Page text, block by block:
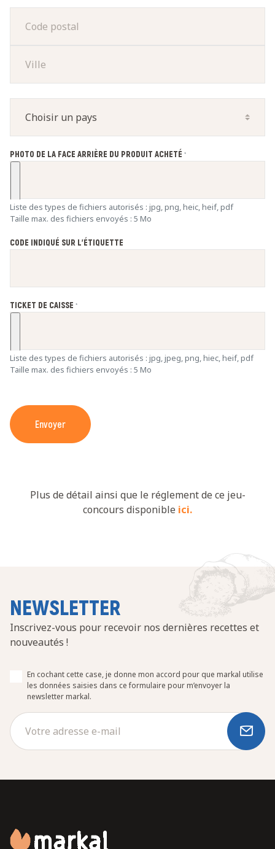
PHOTO DE LA FACE ARRIÈRE DU PRODUIT ACHETÉ *
Liste des types de fichiers autorisés : jpg, png, heic, heif, pdf
Taille max. des fichiers envoyés : 5 Mo
CODE INDIQUÉ SUR L'ÉTIQUETTE
TICKET DE CAISSE *
Liste des types de fichiers autorisés : jpg, jpeg, png, hiec, heif, pdf
Taille max. des fichiers envoyés : 5 Mo
Envoyer
Plus de détail ainsi que le réglement de ce jeu-
concours disponible ici.
NEWSLETTER
Inscrivez-vous pour recevoir nos dernières recettes et
nouveautés !
En cochant cette case, je donne mon accord pour que markal utilise
les données saisies dans ce formulaire pour m’envoyer la
newsletter markal.